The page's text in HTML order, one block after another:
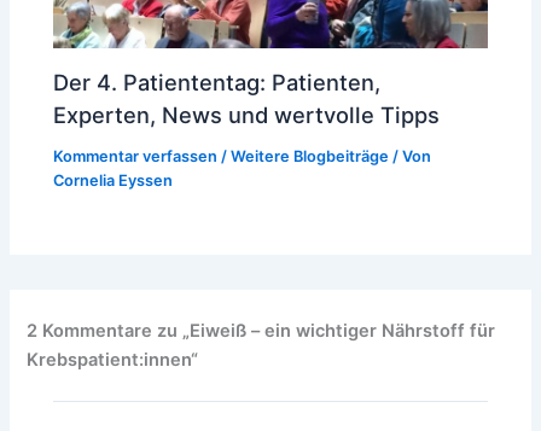
Der 4. Patiententag: Patienten,
Experten, News und wertvolle Tipps
Kommentar verfassen /Weitere Blogbeiträge / Von
Cornelia Eyssen
2 Kommentare zu „Eiweiß – ein wichtiger Nährstoff für
Krebspatient:innen“